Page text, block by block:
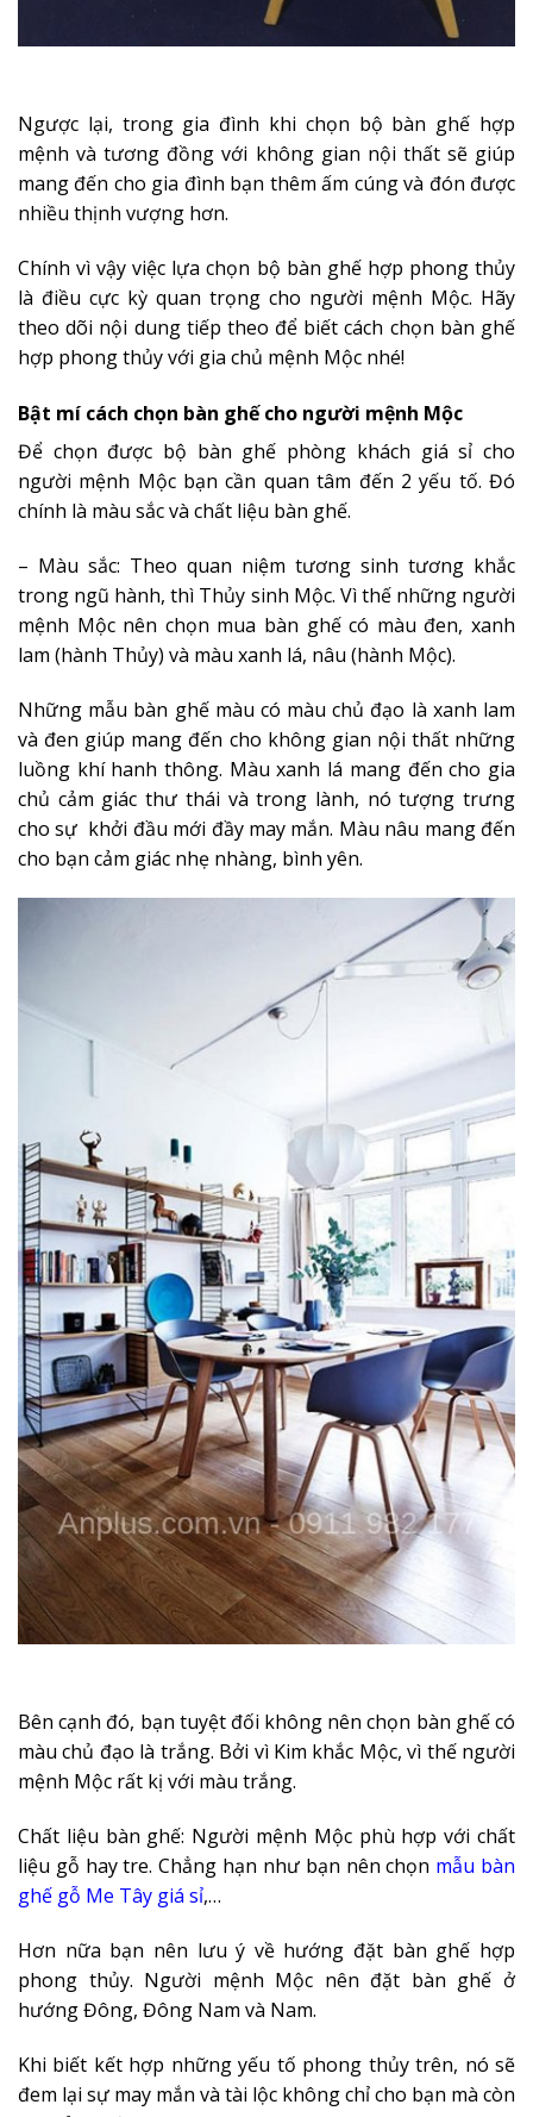
Ngược lại, trong gia đình khi chọn bộ bàn ghế hợp
mệnh và tương đồng với không gian nội thất sẽ giúp
mang đến cho gia đình bạn thêm ấm cúng và đón được
nhiều thịnh vượng hơn.
Chính vì vậy việc lựa chọn bộ bàn ghế hợp phong thủy
là điều cực kỳ quan trọng cho người mệnh Mộc. Hãy
theo dõi nội dung tiếp theo để biết cách chọn bàn ghế
hợp phong thủy với gia chủ mệnh Mộc nhé!
Bật mí cách chọn bàn ghế cho người mệnh Mộc
Để chọn được bộ bàn ghế phòng khách giá sỉ cho
người mệnh Mộc bạn cần quan tâm đến 2 yếu tố. Đó
chính là màu sắc và chất liệu bàn ghế.
– Màu sắc: Theo quan niệm tương sinh tương khắc
trong ngũ hành, thì Thủy sinh Mộc. Vì thế những người
mệnh Mộc nên chọn mua bàn ghế có màu đen, xanh
lam (hành Thủy) và màu xanh lá, nâu (hành Mộc).
Những mẫu bàn ghế màu có màu chủ đạo là xanh lam
và đen giúp mang đến cho không gian nội thất những
luồng khí hanh thông. Màu xanh lá mang đến cho gia
chủ cảm giác thư thái và trong lành, nó tượng trưng
cho sự khởi đầu mới đầy may mắn. Màu nâu mang đến
cho bạn cảm giác nhẹ nhàng, bình yên.
Bên cạnh đó, bạn tuyệt đối không nên chọn bàn ghế có
màu chủ đạo là trắng. Bởi vì Kim khắc Mộc, vì thế người
mệnh Mộc rất kị với màu trắng.
Chất liệu bàn ghế: Người mệnh Mộc phù hợp với chất
liệu gỗ hay tre. Chẳng hạn như bạn nên chọn mẫu bàn
ghế gỗ Me Tây giá sỉ,…
Hơn nữa bạn nên lưu ý về hướng đặt bàn ghế hợp
phong thủy. Người mệnh Mộc nên đặt bàn ghế ở
hướng Đông, Đông Nam và Nam.
Khi biết kết hợp những yếu tố phong thủy trên, nó sẽ
đem lại sự may mắn và tài lộc không chỉ cho bạn mà còn